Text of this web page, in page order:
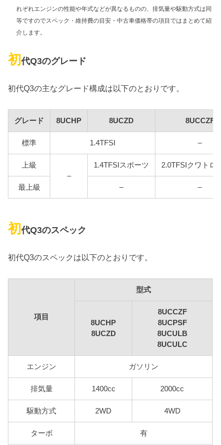
れぞれエンジンの性能や年式などが異なるものの、排気量や駆動方式は同
等ですのでスペック・維持費の目安・中古車価格帯の項目ではまとめて紹
介します。
初代Q3のグレード
初代Q3の主なグレード構成は以下のとおりです。
グレード 8UCHP 8UCZD 8UCCZF
標準 1.4TFSI –
上級
–
1.4TFSIスポーツ 2.0TFSIクワトロ
最上級 – –
初代Q3のスペック
初代Q3のスペックは以下のとおりです。
項目
型式
8UCHP
8UCZD
8UCCZF
8UCPSF
8UCULB
8UCULC
エンジン ガソリン
排気量 1400cc 2000cc
駆動方式 2WD 4WD
ターボ 有